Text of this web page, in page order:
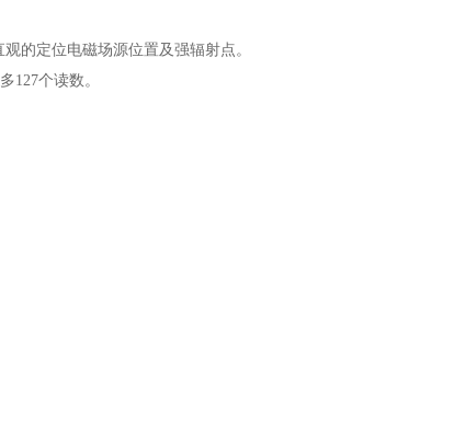
的定位电磁场源位置及强辐射点。
127个读数。